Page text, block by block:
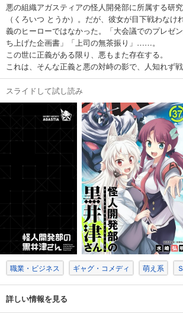
悪の組織アガスティアの怪人開発部に所属する研
（くろいつ とうか）。だが、彼女が目下戦わなけ
義のヒーローではなかった。「大会議でのプレゼ
ち上げた企画書」「上司の無茶振り」……。
この世に正義がある限り、悪もまた存在する。
これは、そんな正義と悪の対峙の影で、人知れず戦
スライドして試し読み
職業・ビジネス ギャグ・コメディ 萌え系
詳しい情報を見る
怪人開発部の黒井津さん（単話版
165円 (税込)
完結
あらすじを表示する
怪人開発部の黒井津さん（単話版
165
円 (税込)
あらすじを表示する
怪人開発部の黒井津さん（単話版
165
円 (税込)
あらすじを表示する
怪人開発部の黒井津さん（単話版
165円 (税込)
完結